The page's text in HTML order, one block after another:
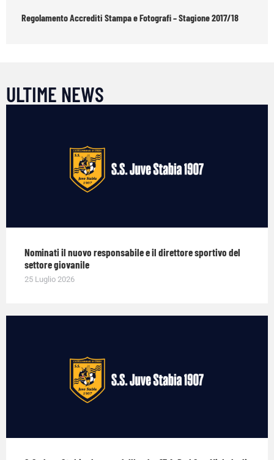
Regolamento Accrediti Stampa e Fotografi – Stagione 2017/18
ULTIME NEWS
Nominati il nuovo responsabile e il direttore sportivo del
settore giovanile
25 Luglio 2026